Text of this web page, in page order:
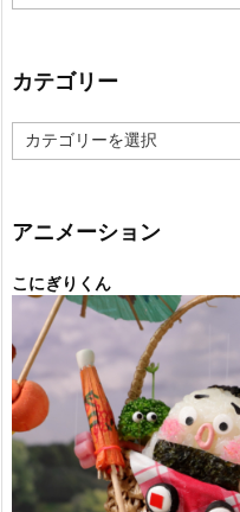
カテゴリー
テ
ー
アニメーション
こにぎりくん